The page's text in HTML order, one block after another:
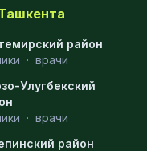
район
· врачи
Улугбекский
· врачи
район